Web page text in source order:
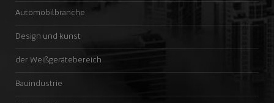
Automobilbranche
Design und kunst
der Weißgerätebereich
Bauindustrie